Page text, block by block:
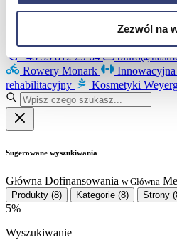
Zezwól na
Kontakt
Skontaktuj się z
+48 33 812 29 64
Rowery Monark
rehabilitacyjny
Kosmetyki
Sugerowane wyszukiwania
Główna Dofinansowania w Główna
Produkty (8) Kategorie (8) Strony
5%
Wyszukiwanie